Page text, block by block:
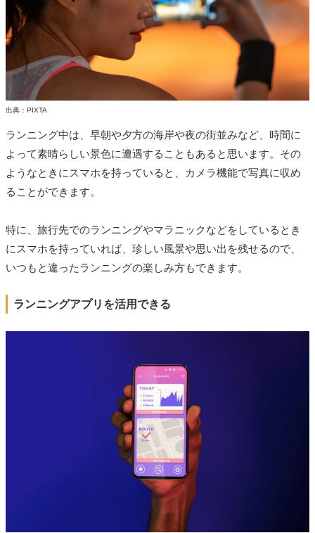
出典：PIXTA
ランニング中は、早朝や夕方の海岸や夜の街並みなど、時間に
よって素晴らしい景色に遭遇することもあると思います。その
ようなときにスマホを持っていると、カメラ機能で写真に収め
ることができます。
特に、旅行先でのランニングやマラニックなどをしているとき
にスマホを持っていれば、珍しい風景や思い出を残せるので、
いつもと違ったランニングの楽しみ方もできます。
ランニングアプリを活用できる